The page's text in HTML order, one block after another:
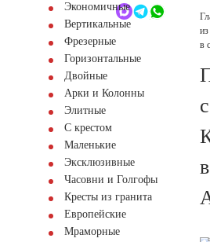
Обратный звонокЭкономичные
Вертикальные
Фрезерные
Горизонтальные
Двойные
Арки и Колонны
Элитные
С крестом
Маленькие
Эксклюзивные
Часовни и Голгофы
Кресты из гранита
Европейские
Мраморные
в
с